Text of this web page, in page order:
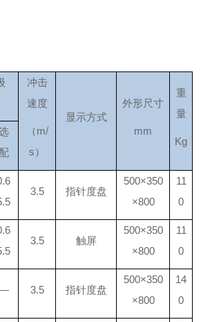
冲击
速度
（m/
s）
显示方式
外形尺寸
mm
重
量
Kg
3.5 指针度盘
500×350
×800
11
0
3.5 触屏
500×350
×800
11
0
3.5 指针度盘
500×350
×800
14
0